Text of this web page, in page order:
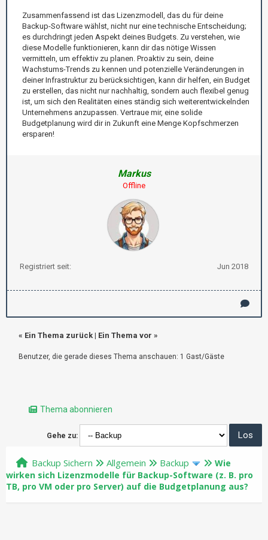
Zusammenfassend ist das Lizenzmodell, das du für deine
Backup-Software wählst, nicht nur eine technische Entscheidung;
es durchdringt jeden Aspekt deines Budgets. Zu verstehen, wie
diese Modelle funktionieren, kann dir das nötige Wissen
vermitteln, um effektiv zu planen. Proaktiv zu sein, deine
Wachstums-Trends zu kennen und potenzielle Veränderungen in
deiner Infrastruktur zu berücksichtigen, kann dir helfen, ein Budget
zu erstellen, das nicht nur nachhaltig, sondern auch flexibel genug
ist, um sich den Realitäten eines ständig sich weiterentwickelnden
Unternehmens anzupassen. Vertraue mir, eine solide
Budgetplanung wird dir in Zukunft eine Menge Kopfschmerzen
ersparen!
Markus
Offline
Registriert seit: Jun 2018
« Ein Thema zurück | Ein Thema vor »
Benutzer, die gerade dieses Thema anschauen: 1 Gast/Gäste
Thema abonnieren
Gehe zu:
Backup Sichern Allgemein Backup
Wie
wirken sich Lizenzmodelle für Backup-Software (z. B. pro
TB, pro VM oder pro Server) auf die Budgetplanung aus?